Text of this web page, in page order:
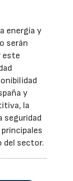
energía y
serán
este
y
la
seguridad
del sector.